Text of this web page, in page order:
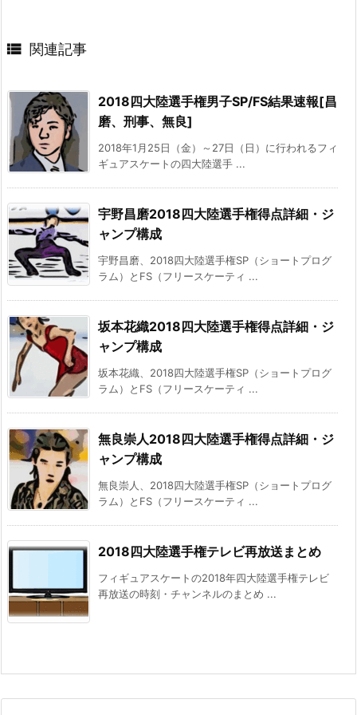
 関連記事
2018四大陸選手権男子SP/FS結果速報[昌
磨、刑事、無良]
2018年1月25日（金）～27日（日）に行われるフィ
ギュアスケートの四大陸選手 ...
宇野昌磨2018四大陸選手権得点詳細・ジ
ャンプ構成
宇野昌磨、2018四大陸選手権SP（ショートプログ
ラム）とFS（フリースケーティ ...
坂本花織2018四大陸選手権得点詳細・ジ
ャンプ構成
坂本花織、2018四大陸選手権SP（ショートプログ
ラム）とFS（フリースケーティ ...
無良崇人2018四大陸選手権得点詳細・ジ
ャンプ構成
無良崇人、2018四大陸選手権SP（ショートプログ
ラム）とFS（フリースケーティ ...
2018四大陸選手権テレビ再放送まとめ
フィギュアスケートの2018年四大陸選手権テレビ
再放送の時刻・チャンネルのまとめ ...